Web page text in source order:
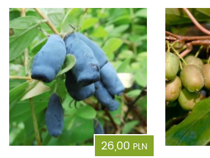
Żarnowce
Pozostałe
26,00 PLN